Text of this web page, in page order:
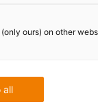
ours) on other
all